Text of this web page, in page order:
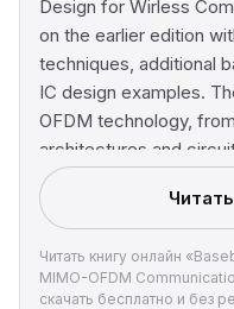
Design for Wirless
on the earlier edition
techniques, additional
IC design examples.
OFDM technology,
architectures and
yet comprehensive
fundamentals before
algorithms in
treatment of hardware
implementation. Links
Читать книгу онлайн
MIMO-OFDM
скачать бесплатно и без